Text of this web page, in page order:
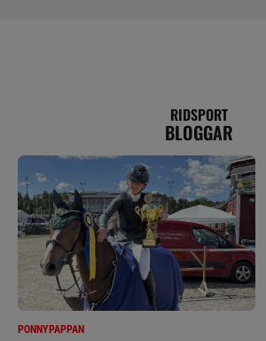
RIDSPORT
BLOGGAR
PONNYPAPPAN